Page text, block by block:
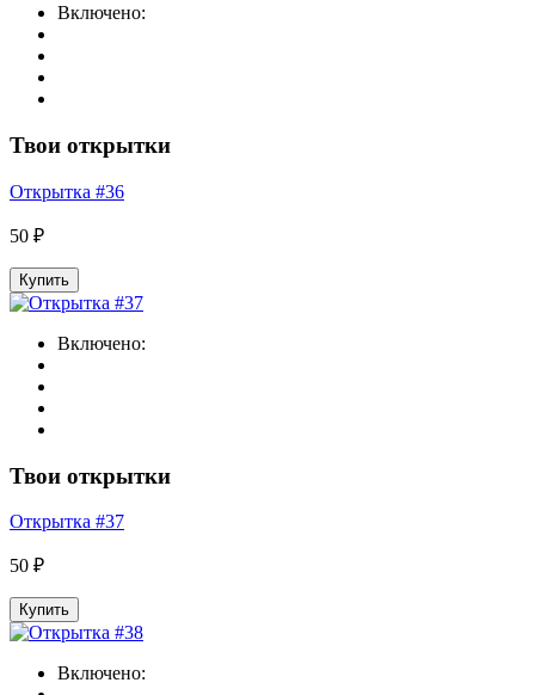
Включено:
Твои открытки
Открытка #36
50 ₽
Купить
Включено:
Твои открытки
Открытка #37
50 ₽
Купить
Включено: